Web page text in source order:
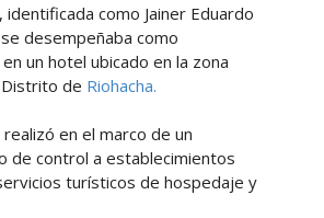
identificada como Jainer Eduardo
desempeñaba como
un hotel ubicado en la zona
de Riohacha.
en el marco de un
de control a establecimientos
turísticos de hospedaje y